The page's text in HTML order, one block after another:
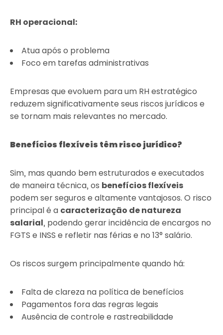
RH operacional:
Atua após o problema
Foco em tarefas administrativas
Empresas que evoluem para um RH estratégico
reduzem significativamente seus riscos jurídicos e
se tornam mais relevantes no mercado.
Benefícios flexíveis têm risco jurídico?
Sim, mas quando bem estruturados e executados
de maneira técnica, os benefícios flexíveis
podem ser seguros e altamente vantajosos. O risco
principal é a caracterização de natureza
salarial, podendo gerar incidência de encargos no
FGTS e INSS e refletir nas férias e no 13° salário.
Os riscos surgem principalmente quando há:
Falta de clareza na política de benefícios
Pagamentos fora das regras legais
Ausência de controle e rastreabilidade